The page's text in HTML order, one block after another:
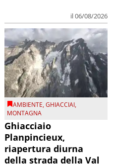
il 06/08/2026
AMBIENTE,GHIACCIAI,
MONTAGNA
Ghiacciaio
Planpincieux,
riapertura diurna
della strada della Val